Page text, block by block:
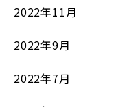
2022年11月
2022年9月
2022年7月